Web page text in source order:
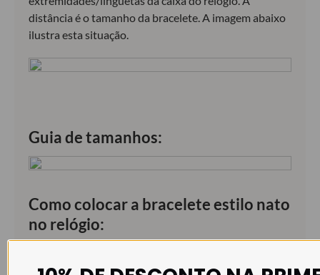
distância é o tamanho da bracelete. A imagem abaixo
ilustra esta situação.
Guia de tamanhos:
Como colocar a bracelete estilo nato
no relógio: